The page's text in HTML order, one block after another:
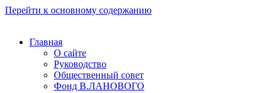
Перейти к основному содержанию
Главная
О сайте
Руководство
Общественный совет
Фонд В.ЛАНОВОГО